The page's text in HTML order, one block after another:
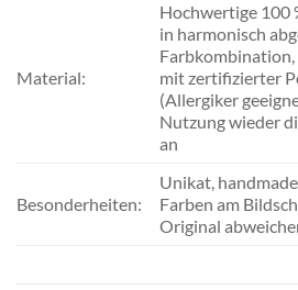
Material:
Hochwertige 100
in harmonisch
mit zertifizierter
(Allergiker
Nutzung wieder
an
Besonderheiten:
Unikat,
Farben am
Original